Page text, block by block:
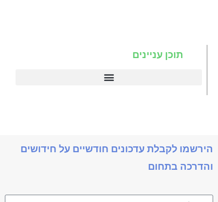
תוכן עניינים
הירשמו לקבלת עדכונים חודשיים על חידושים
והדרכה בתחום